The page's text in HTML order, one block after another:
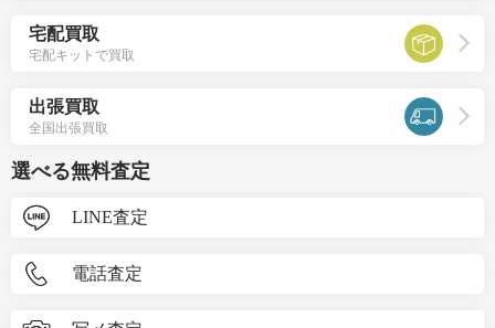
宅配買取
宅配キットで買取
出張買取
全国出張買取
選べる無料査定
LINE査定
電話査定